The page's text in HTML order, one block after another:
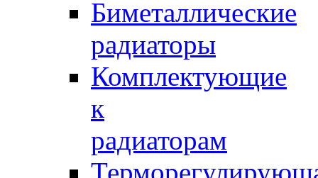
Биметаллические
радиаторы
Комплектующие
к
радиаторам